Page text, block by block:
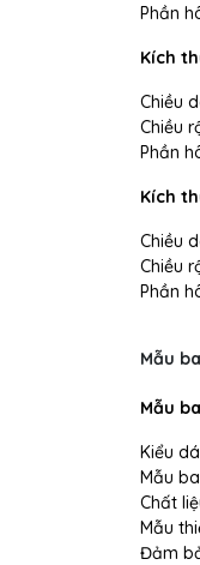
Phần
Kích
Chiều
Chiều
Phần
Kích
Chiều
Chiều
Phần
Mẫu
Mẫu
Kiểu
Mẫu
Chất
Mẫu
Đảm